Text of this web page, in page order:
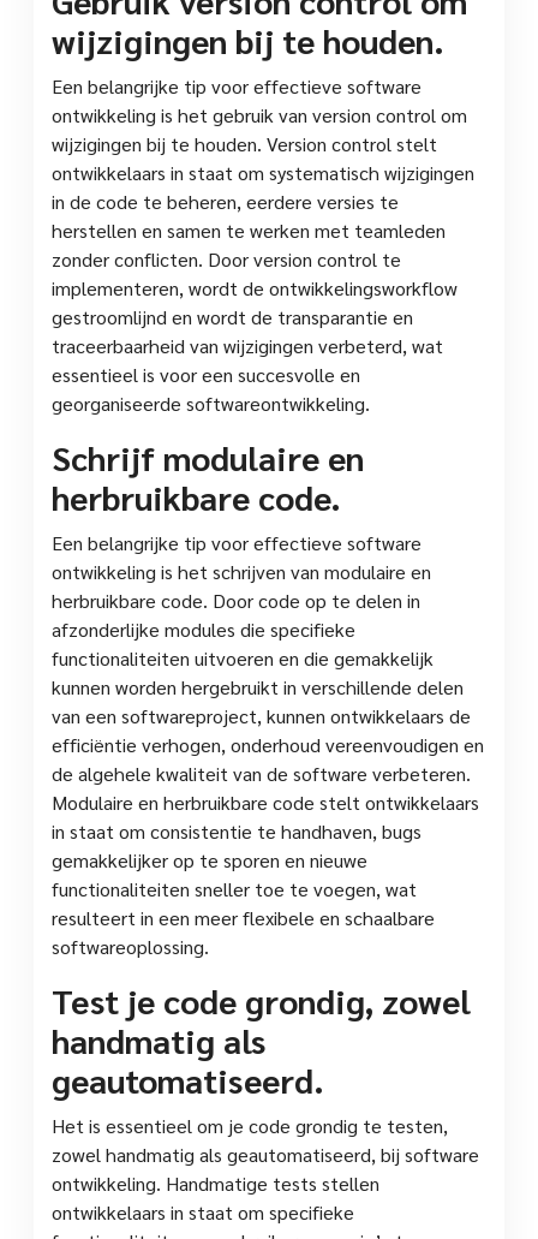
wijzigingen bij te houden.
Een belangrijke tip voor effectieve software
ontwikkeling is het gebruik van version control om
wijzigingen bij te houden. Version control stelt
ontwikkelaars in staat om systematisch wijzigingen
in de code te beheren, eerdere versies te
herstellen en samen te werken met teamleden
zonder conflicten. Door version control te
implementeren, wordt de ontwikkelingsworkflow
gestroomlijnd en wordt de transparantie en
traceerbaarheid van wijzigingen verbeterd, wat
essentieel is voor een succesvolle en
georganiseerde softwareontwikkeling.
Schrijf modulaire en
herbruikbare code.
Een belangrijke tip voor effectieve software
ontwikkeling is het schrijven van modulaire en
herbruikbare code. Door code op te delen in
afzonderlijke modules die specifieke
functionaliteiten uitvoeren en die gemakkelijk
kunnen worden hergebruikt in verschillende delen
van een softwareproject, kunnen ontwikkelaars de
efficiëntie verhogen, onderhoud vereenvoudigen en
de algehele kwaliteit van de software verbeteren.
Modulaire en herbruikbare code stelt ontwikkelaars
in staat om consistentie te handhaven, bugs
gemakkelijker op te sporen en nieuwe
functionaliteiten sneller toe te voegen, wat
resulteert in een meer flexibele en schaalbare
softwareoplossing.
Test je code grondig, zowel
handmatig als
geautomatiseerd.
Het is essentieel om je code grondig te testen,
zowel handmatig als geautomatiseerd, bij software
ontwikkeling. Handmatige tests stellen
ontwikkelaars in staat om specifieke